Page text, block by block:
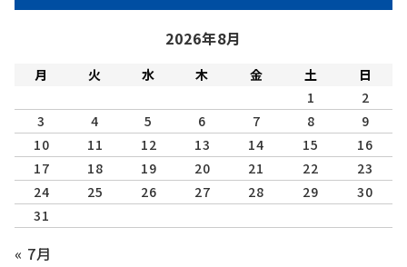
2026年8月
月 火 水 木 金 土
日
1
2
3
4 5 6 7 8
9
10
11 12 13 14 15
16
17
18 19 20 21 22
23
24
25 26 27 28 29
30
31
« 7月